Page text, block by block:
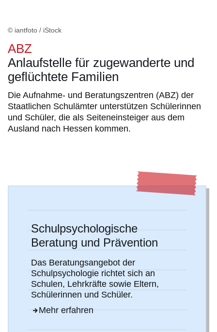
© iantfoto / iStock
ABZ
Anlaufstelle für zugewanderte und
geflüchtete Familien
Die Aufnahme- und Beratungszentren (ABZ) der
Staatlichen Schulämter unterstützen Schülerinnen
und Schüler, die als Seiteneinsteiger aus dem
Ausland nach Hessen kommen.
Schulpsychologische
Beratung und Prävention
Das Beratungsangebot der
Schulpsychologie richtet sich an
Schulen, Lehrkräfte sowie Eltern,
Schülerinnen und Schüler.
Mehr erfahren